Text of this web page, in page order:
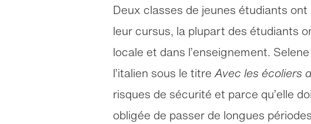
Deux classes de jeunes étudiants
leur cursus, la plupart des étudiants
locale et dans l’enseignement.
l’italien sous le titre Avec les écoliers
risques de sécurité et parce qu’elle
obligée de passer de longues